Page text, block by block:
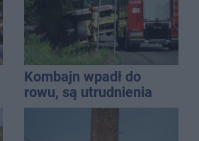
Kombajn wpadł do
rowu, są utrudnienia